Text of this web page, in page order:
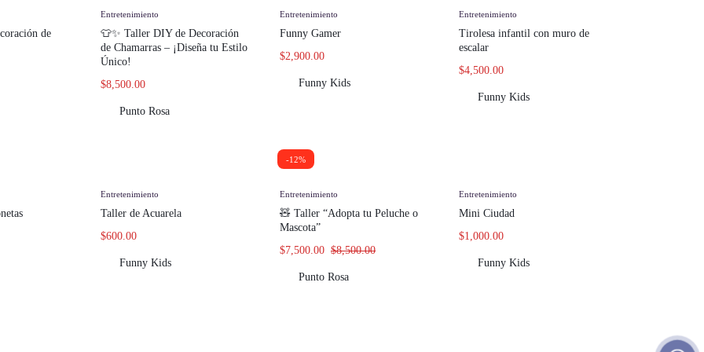
de
Entretenimiento
👕✨ Taller DIY de Decoración
de Chamarras – ¡Diseña tu Estilo
Único!
$8,500.00
Punto Rosa
Entretenimiento
Funny Gamer
$2,900.00
Funny Kids
Entretenimiento
Tirolesa infantil con muro de
escalar
$4,500.00
Funny Kids
Entretenimiento
Taller de Acuarela
$600.00
Funny Kids
-12%
Entretenimiento
🧸 Taller “Adopta tu Peluche o
Mascota”
$7,500.00 $8,500.00
Punto Rosa
Entretenimiento
Mini Ciudad
$1,000.00
Funny Kids